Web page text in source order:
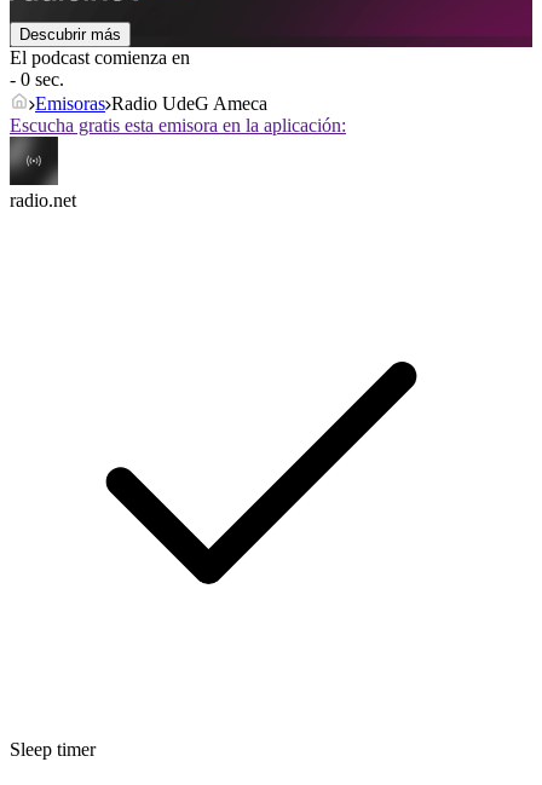
Descubrir más
El podcast comienza en
- 0 sec.
Emisoras Radio UdeG Ameca
Escucha gratis esta emisora en la aplicación:
radio.net
Sleep timer